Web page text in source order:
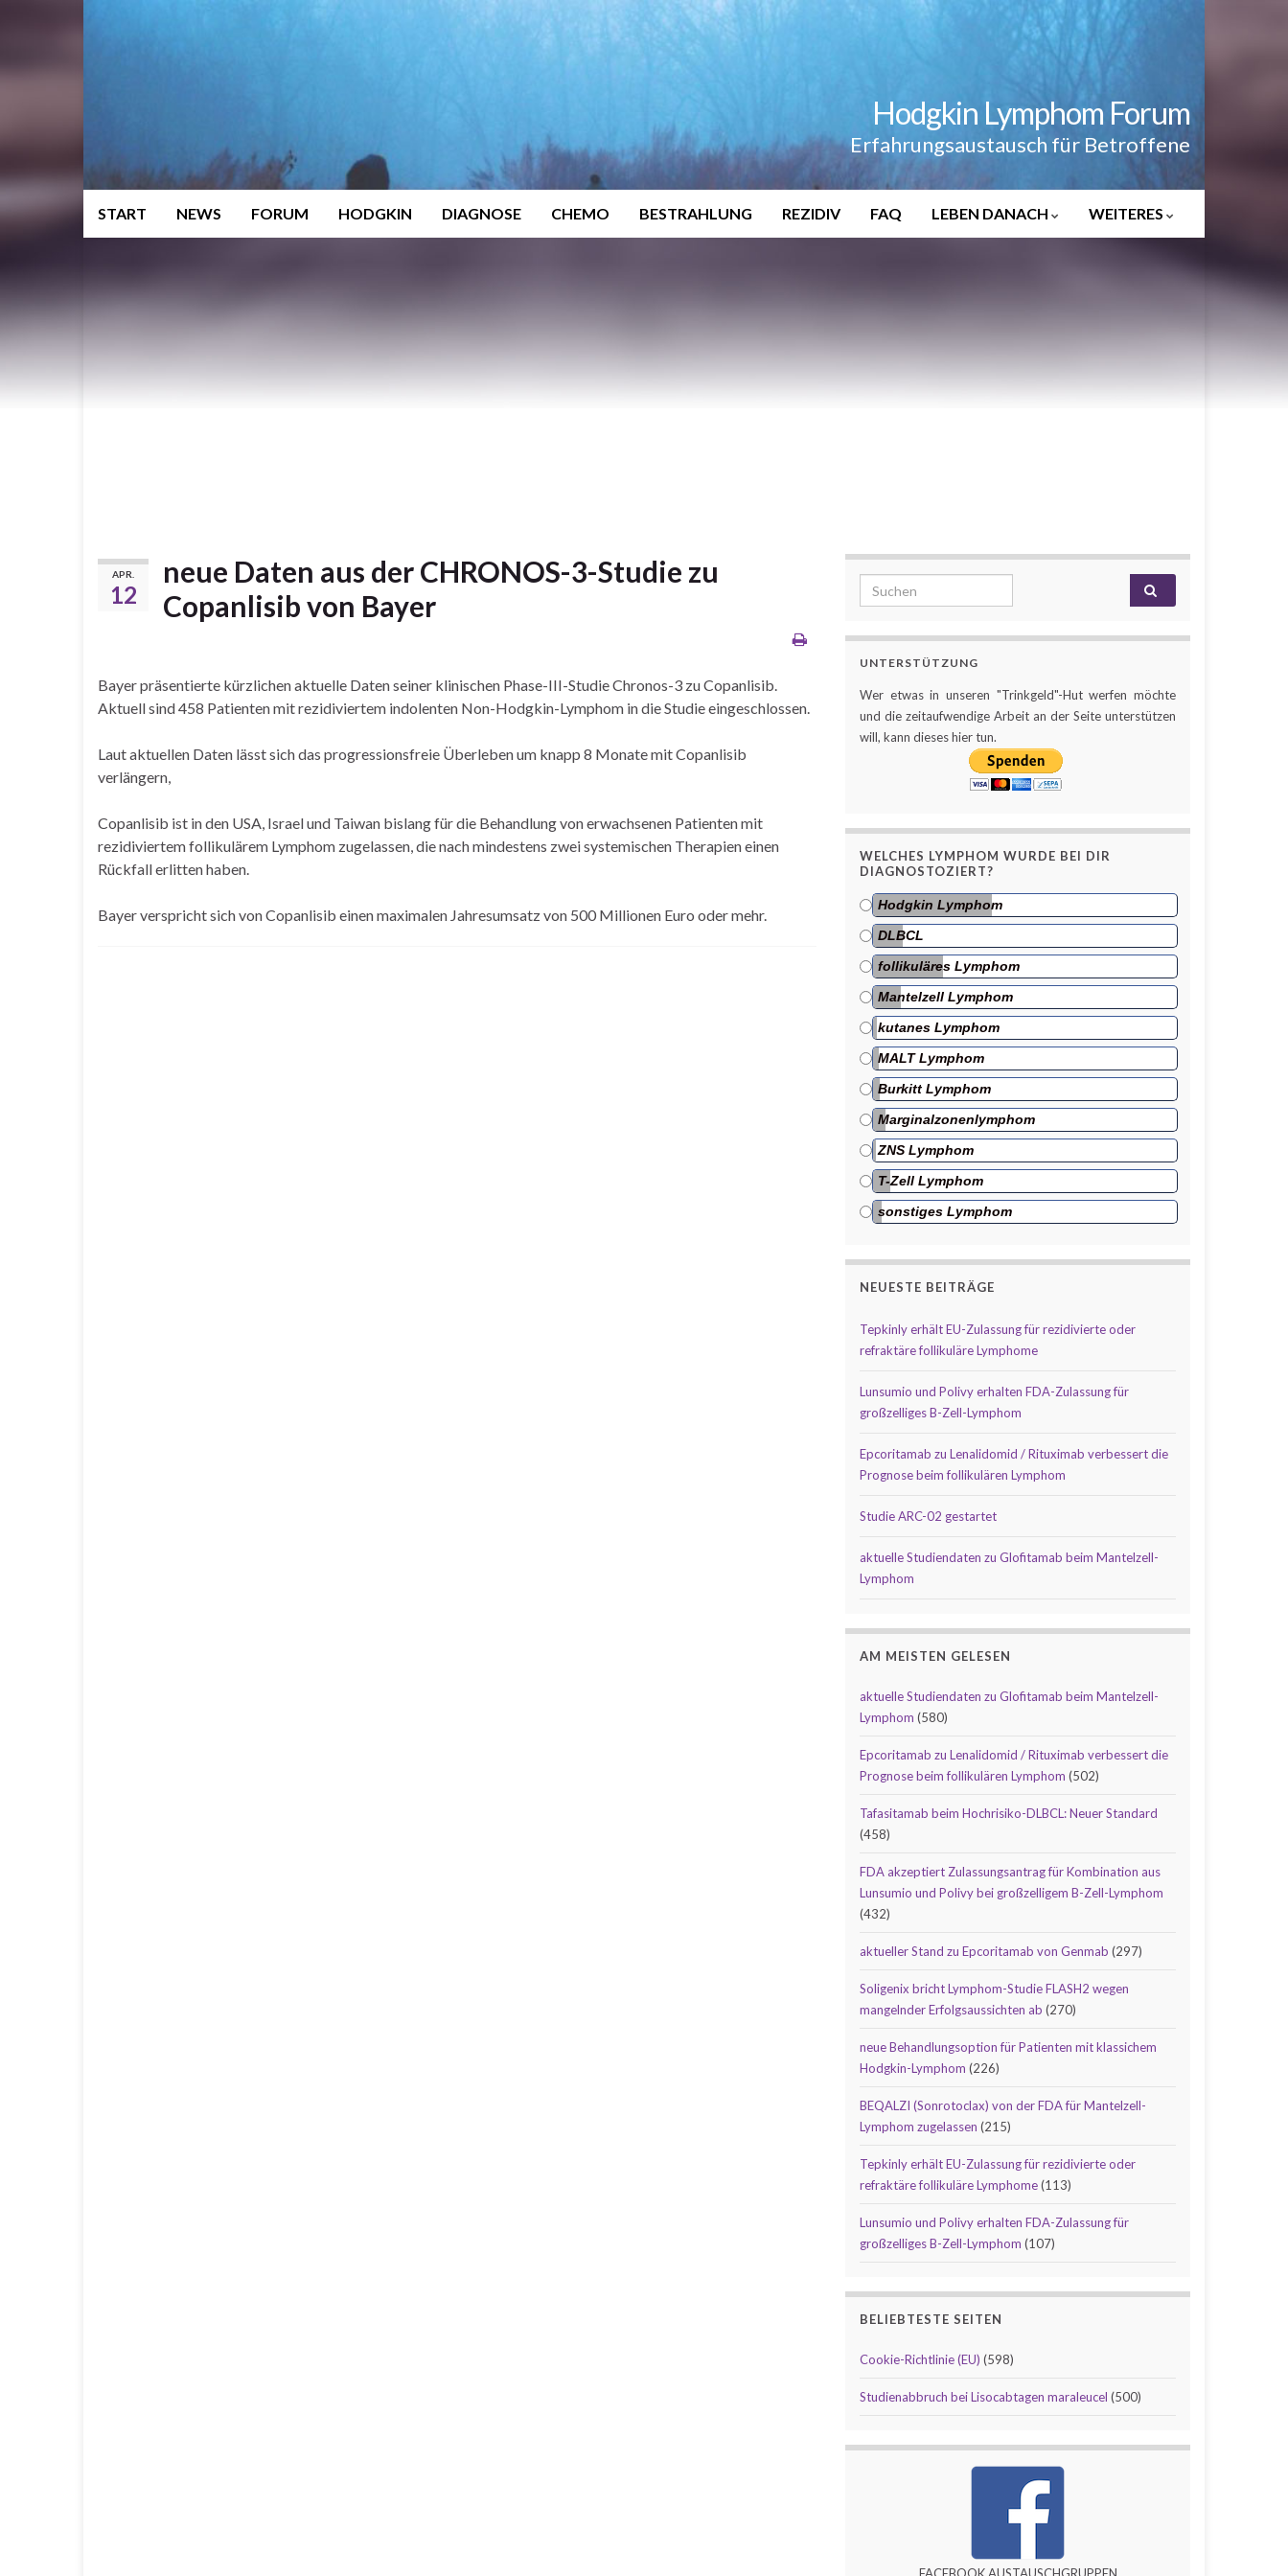
Hodgkin Lymphom Forum
Erfahrungsaustausch für Betroffene
START NEWS FORUM HODGKIN DIAGNOSE CHEMO BESTRAHLUNG REZIDIV FAQ LEBEN DANACH WEITERES
APR.
12
neue Daten aus der CHRONOS-3-Studie zu
Copanlisib von Bayer
Bayer präsentierte kürzlichen aktuelle Daten seiner klinischen Phase-III-Studie Chronos-3 zu Copanlisib.
Aktuell sind 458 Patienten mit rezidiviertem indolenten Non-Hodgkin-Lymphom in die Studie eingeschlossen.
Laut aktuellen Daten lässt sich das progressionsfreie Überleben um knapp 8 Monate mit Copanlisib
verlängern,
Copanlisib ist in den USA, Israel und Taiwan bislang für die Behandlung von erwachsenen Patienten mit
rezidiviertem follikulärem Lymphom zugelassen, die nach mindestens zwei systemischen Therapien einen
Rückfall erlitten haben.
Bayer verspricht sich von Copanlisib einen maximalen Jahresumsatz von 500 Millionen Euro oder mehr.
Search for:
UNTERSTÜTZUNG
Wer etwas in unseren "Trinkgeld"-Hut werfen möchte
und die zeitaufwendige Arbeit an der Seite unterstützen
will, kann dieses hier tun.
WELCHES LYMPHOM WURDE BEI DIR
DIAGNOSTOZIERT?
Hodgkin Lymphom
DLBCL
follikuläres Lymphom
Mantelzell Lymphom
kutanes Lymphom
MALT Lymphom
Burkitt Lymphom
Marginalzonenlymphom
ZNS Lymphom
T-Zell Lymphom
sonstiges Lymphom
NEUESTE BEITRÄGE
Tepkinly erhält EU-Zulassung für rezidivierte oder
refraktäre follikuläre Lymphome
Lunsumio und Polivy erhalten FDA-Zulassung für
großzelliges B-Zell-Lymphom
Epcoritamab zu Lenalidomid / Rituximab verbessert die
Prognose beim follikulären Lymphom
Studie ARC-02 gestartet
aktuelle Studiendaten zu Glofitamab beim Mantelzell-
Lymphom
AM MEISTEN GELESEN
aktuelle Studiendaten zu Glofitamab beim Mantelzell-
Lymphom (580)
Epcoritamab zu Lenalidomid / Rituximab verbessert die
Prognose beim follikulären Lymphom (502)
Tafasitamab beim Hochrisiko-DLBCL: Neuer Standard
(458)
FDA akzeptiert Zulassungsantrag für Kombination aus
Lunsumio und Polivy bei großzelligem B-Zell-Lymphom
(432)
aktueller Stand zu Epcoritamab von Genmab (297)
Soligenix bricht Lymphom-Studie FLASH2 wegen
mangelnder Erfolgsaussichten ab (270)
neue Behandlungsoption für Patienten mit klassichem
Hodgkin-Lymphom (226)
BEQALZI (Sonrotoclax) von der FDA für Mantelzell-
Lymphom zugelassen (215)
Tepkinly erhält EU-Zulassung für rezidivierte oder
refraktäre follikuläre Lymphome(113)
Lunsumio und Polivy erhalten FDA-Zulassung für
großzelliges B-Zell-Lymphom (107)
BELIEBTESTE SEITEN
Cookie-Richtlinie (EU) (598)
Studienabbruch bei Lisocabtagen maraleucel (500)